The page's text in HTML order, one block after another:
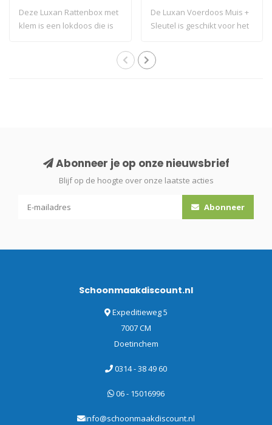
Deze Luxan Rattenbox met
klem is een lokdoos die is
De Luxan Voerdoos Muis +
Sleutel is geschikt voor het
Abonneer je op onze nieuwsbrief
Blijf op de hoogte over onze laatste acties
Abonneer
Schoonmaakdiscount.nl
Expeditieweg 5
7007 CM
Doetinchem
0314 - 38 49 60
06 - 15016996
info@schoonmaakdiscount.nl